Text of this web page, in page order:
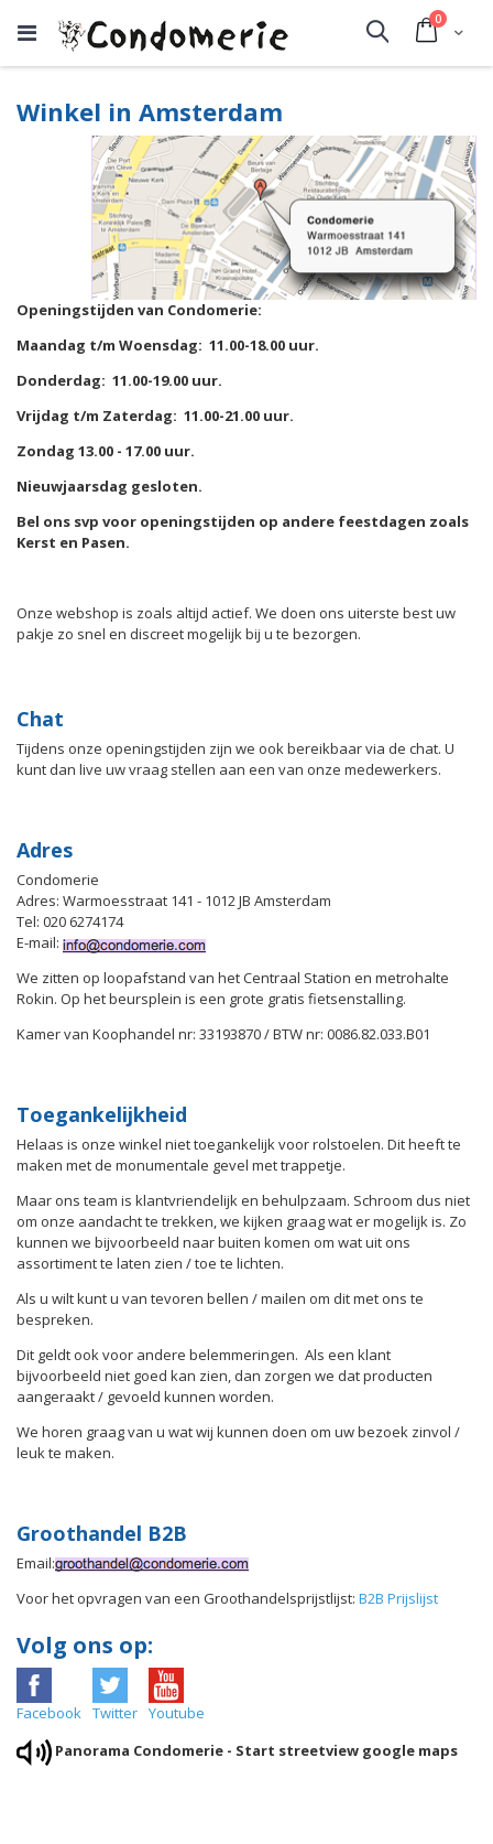
Cart
0
Search
Winkel in Amsterdam
Openingstijden van Condomerie:
Maandag t/m Woensdag: 11.00-18.00 uur.
Donderdag: 11.00-19.00 uur.
Vrijdag t/m Zaterdag: 11.00-21.00 uur.
Zondag 13.00 - 17.00 uur.
Nieuwjaarsdag gesloten.
Bel ons svp voor openingstijden op andere feestdagen zoals
Kerst en Pasen.
Onze webshop is zoals altijd actief. We doen ons uiterste best uw
pakje zo snel en discreet mogelijk bij u te bezorgen.
Chat
Tijdens onze openingstijden zijn we ook bereikbaar via de chat. U
kunt dan live uw vraag stellen aan een van onze medewerkers.
Adres
Condomerie
Adres: Warmoesstraat 141 - 1012 JB Amsterdam
Tel: 020 6274174
E-mail:
We zitten op loopafstand van het Centraal Station en metrohalte
Rokin. Op het beursplein is een grote gratis fietsenstalling.
Kamer van Koophandel nr: 33193870 / BTW nr: 0086.82.033.B01
Toegankelijkheid
Helaas is onze winkel niet toegankelijk voor rolstoelen. Dit heeft te
maken met de monumentale gevel met trappetje.
Maar ons team is klantvriendelijk en behulpzaam. Schroom dus niet
om onze aandacht te trekken, we kijken graag wat er mogelijk is. Zo
kunnen we bijvoorbeeld naar buiten komen om wat uit ons
assortiment te laten zien / toe te lichten.
Als u wilt kunt u van tevoren bellen / mailen om dit met ons te
bespreken.
Dit geldt ook voor andere belemmeringen. Als een klant
bijvoorbeeld niet goed kan zien, dan zorgen we dat producten
aangeraakt / gevoeld kunnen worden.
We horen graag van u wat wij kunnen doen om uw bezoek zinvol /
leuk te maken.
Groothandel B2B
Email:
Voor het opvragen van een Groothandelsprijstlijst: B2B Prijslijst
Volg ons op:
Facebook Twitter Youtube
Panorama Condomerie - Start streetview google maps